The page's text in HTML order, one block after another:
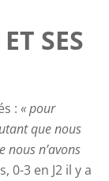
SES
: « pour
que nous
nous n’avons
0-3 en J2 il y a